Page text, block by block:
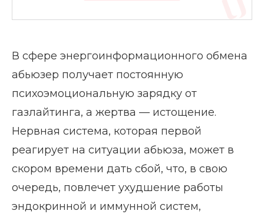
В сфере энергоинформационного обмена
абьюзер получает постоянную
психоэмоциональную зарядку от
газлайтинга, а жертва — истощение.
Нервная система, которая первой
реагирует на ситуации абьюза, может в
скором времени дать сбой, что, в свою
очередь, повлечет ухудшение работы
эндокринной и иммунной систем,